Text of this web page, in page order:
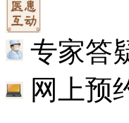
专家答
网上预